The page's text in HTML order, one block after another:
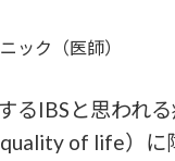
ック（医師）
るIBSと思われ
of life）に